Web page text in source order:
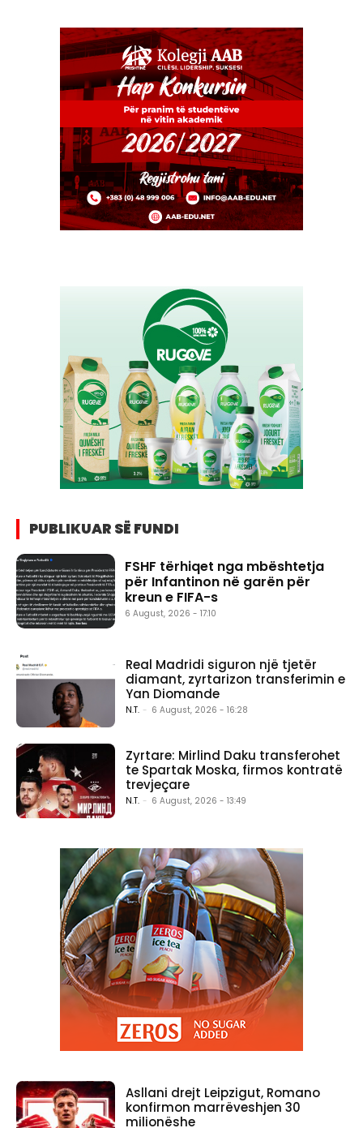
PUBLIKUAR SË FUNDI
FSHF tërhiqet nga mbështetja
për Infantinon në garën për
kreun e FIFA-s
6 August, 2026 - 17:10
Real Madridi siguron një tjetër
diamant, zyrtarizon transferimin e
Yan Diomande
N.T. - 6 August, 2026 - 16:28
Zyrtare: Mirlind Daku transferohet
te Spartak Moska, firmos kontratë
trevjeçare
N.T. - 6 August, 2026 - 13:49
Asllani drejt Leipzigut, Romano
konfirmon marrëveshjen 30
milionëshe